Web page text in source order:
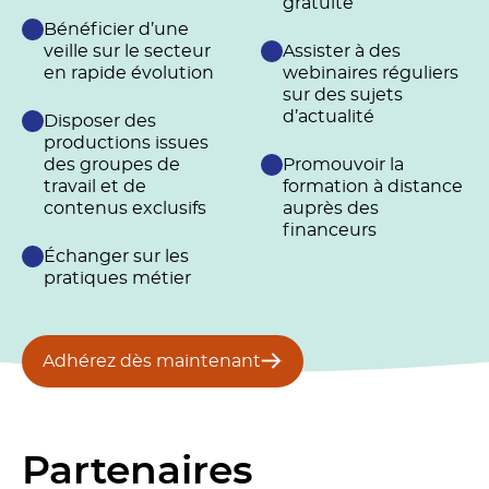
Bénéficier d’une
veille sur le secteur
en rapide évolution
Disposer des
productions issues
des groupes de
travail et de
contenus exclusifs
Échanger sur les
pratiques métier
Assister à des
webinaires réguliers
sur des sujets
d’actualité
Promouvoir la
formation à distance
auprès des
financeurs
Adhérez dès maintenant
Partenaires